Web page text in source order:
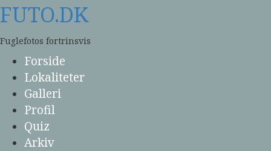
Skip
to
content
FUTO.DK
Fuglefotos fortrinsvis
Forside
Lokaliteter
Galleri
Profil
Quiz
Arkiv